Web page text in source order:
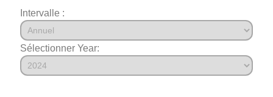
Intervalle :
Sélectionner Year: